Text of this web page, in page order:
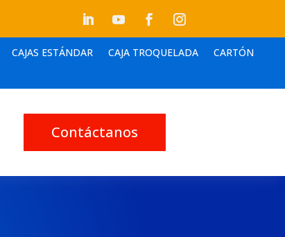
CAJAS ESTÁNDAR CAJA TROQUELADA
CARTÓN
Contáctanos